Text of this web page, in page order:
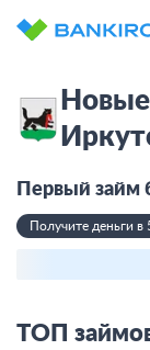
Первый займ
Получите деньги в
ТОП займов